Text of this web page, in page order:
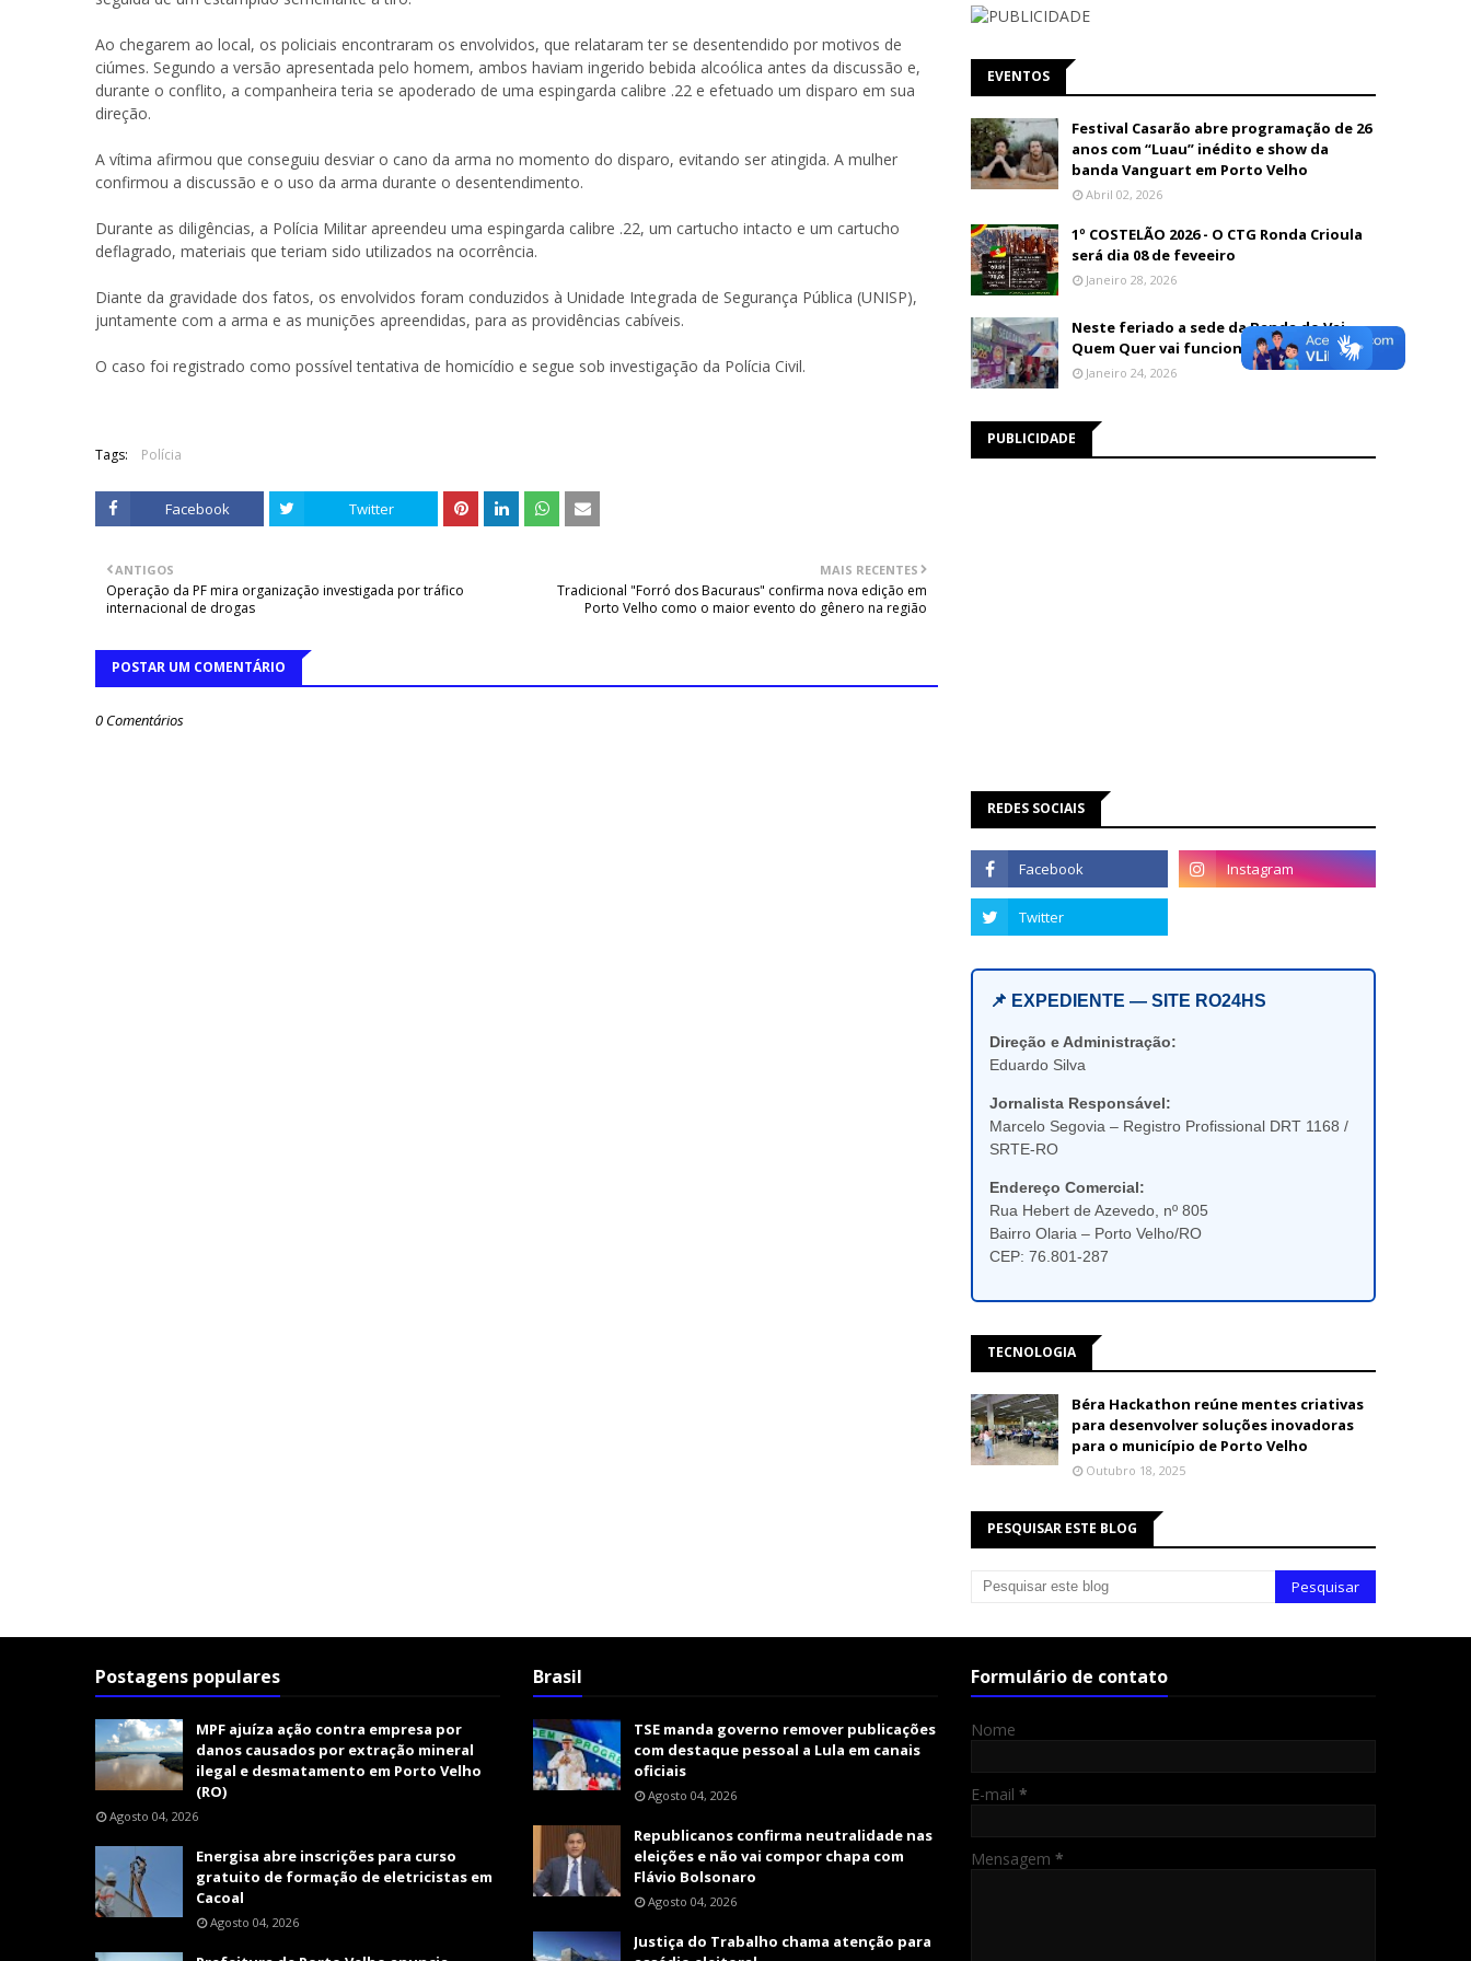
Ao chegarem ao local, os policiais encontraram os envolvidos, que relataram ter se desentendido por motivos de
ciúmes. Segundo a versão apresentada pelo homem, ambos haviam ingerido bebida alcoólica antes da discussão e,
durante o conflito, a companheira teria se apoderado de uma espingarda calibre .22 e efetuado um disparo em sua
direção.
A vítima afirmou que conseguiu desviar o cano da arma no momento do disparo, evitando ser atingida. A mulher
confirmou a discussão e o uso da arma durante o desentendimento.
Durante as diligências, a Polícia Militar apreendeu uma espingarda calibre .22, um cartucho intacto e um cartucho
deflagrado, materiais que teriam sido utilizados na ocorrência.
Diante da gravidade dos fatos, os envolvidos foram conduzidos à Unidade Integrada de Segurança Pública (UNISP),
juntamente com a arma e as munições apreendidas, para as providências cabíveis.
O caso foi registrado como possível tentativa de homicídio e segue sob investigação da Polícia Civil.
Tags: Polícia
Facebook Twitter
MAIS RECENTES
Tradicional "Forró dos Bacuraus" confirma nova edição em
Porto Velho como o maior evento do gênero na região
ANTIGOS
Operação da PF mira organização investigada por tráfico
internacional de drogas
POSTAR UM COMENTÁRIO
0 Comentários
EVENTOS
Festival Casarão abre programação de 26
anos com “Luau” inédito e show da
banda Vanguart em Porto Velho
Abril 02, 2026
1º COSTELÃO 2026 - O CTG Ronda Crioula
será dia 08 de feveeiro
Janeiro 28, 2026
Neste feriado a sede da Banda do Vai
Quem Quer vai funcionar até às 13h
Janeiro 24, 2026
PUBLICIDADE
REDES SOCIAIS
📌 EXPEDIENTE — SITE RO24HS
Direção e Administração:
Eduardo Silva
Jornalista Responsável:
Marcelo Segovia – Registro Profissional DRT 1168 /
SRTE-RO
Endereço Comercial:
Rua Hebert de Azevedo, nº 805
Bairro Olaria – Porto Velho/RO
CEP: 76.801-287
TECNOLOGIA
Béra Hackathon reúne mentes criativas
para desenvolver soluções inovadoras
para o município de Porto Velho
Outubro 18, 2025
PESQUISAR ESTE BLOG
Postagens populares
MPF ajuíza ação contra empresa por
danos causados por extração mineral
ilegal e desmatamento em Porto Velho
(RO)
Agosto 04, 2026
Energisa abre inscrições para curso
gratuito de formação de eletricistas em
Cacoal
Agosto 04, 2026
Brasil
TSE manda governo remover publicações
com destaque pessoal a Lula em canais
oficiais
Agosto 04, 2026
Republicanos confirma neutralidade nas
eleições e não vai compor chapa com
Flávio Bolsonaro
Agosto 04, 2026
Justiça do Trabalho chama atenção para
Formulário de contato
Nome
E-mail *
Mensagem *